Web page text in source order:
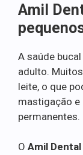
Amil
A saúde
adulto.
leite, o que
mastigação
permanentes.
O Amil